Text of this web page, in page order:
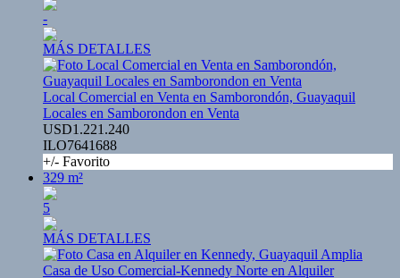
-
MÁS DETALLES
Local Comercial en Venta en Samborondón, Guayaquil
Locales en Samborondon en Venta
USD1.221.240
ILO7641688
+/- Favorito
329 m²
5
MÁS DETALLES